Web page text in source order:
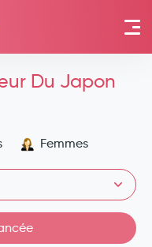
Du Japon
Femmes